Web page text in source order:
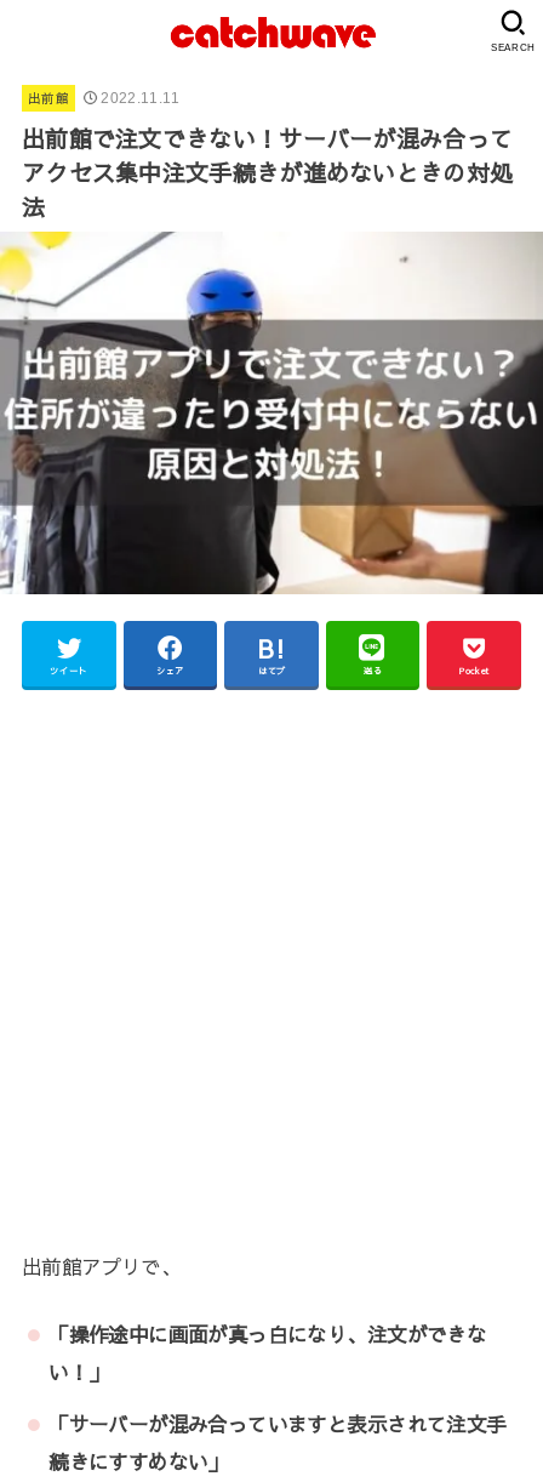
SEARCH
出前館 2022.11.11
出前館で注文できない！サーバーが混み合って
アクセス集中注文手続きが進めないときの対処
法
ツイート シェア はてブ 送る Pocket
出前館アプリで、
「操作途中に画面が真っ白になり、注文ができな
い！」
「サーバーが混み合っていますと表示されて注文手
続きにすすめない」